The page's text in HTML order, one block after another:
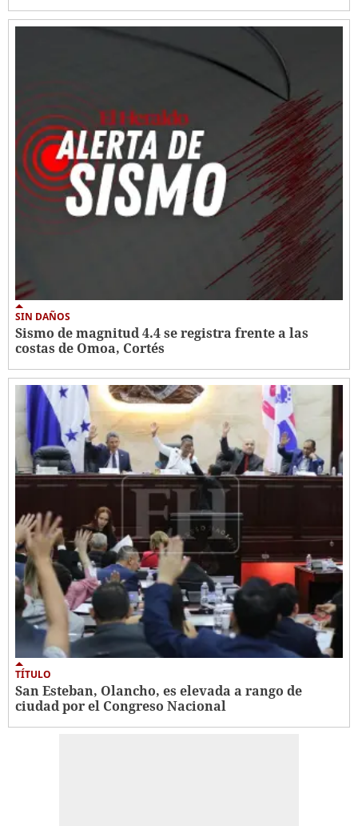
SIN DAÑOS
Sismo de magnitud 4.4 se registra frente a las
costas de Omoa, Cortés
TÍTULO
San Esteban, Olancho, es elevada a rango de
ciudad por el Congreso Nacional